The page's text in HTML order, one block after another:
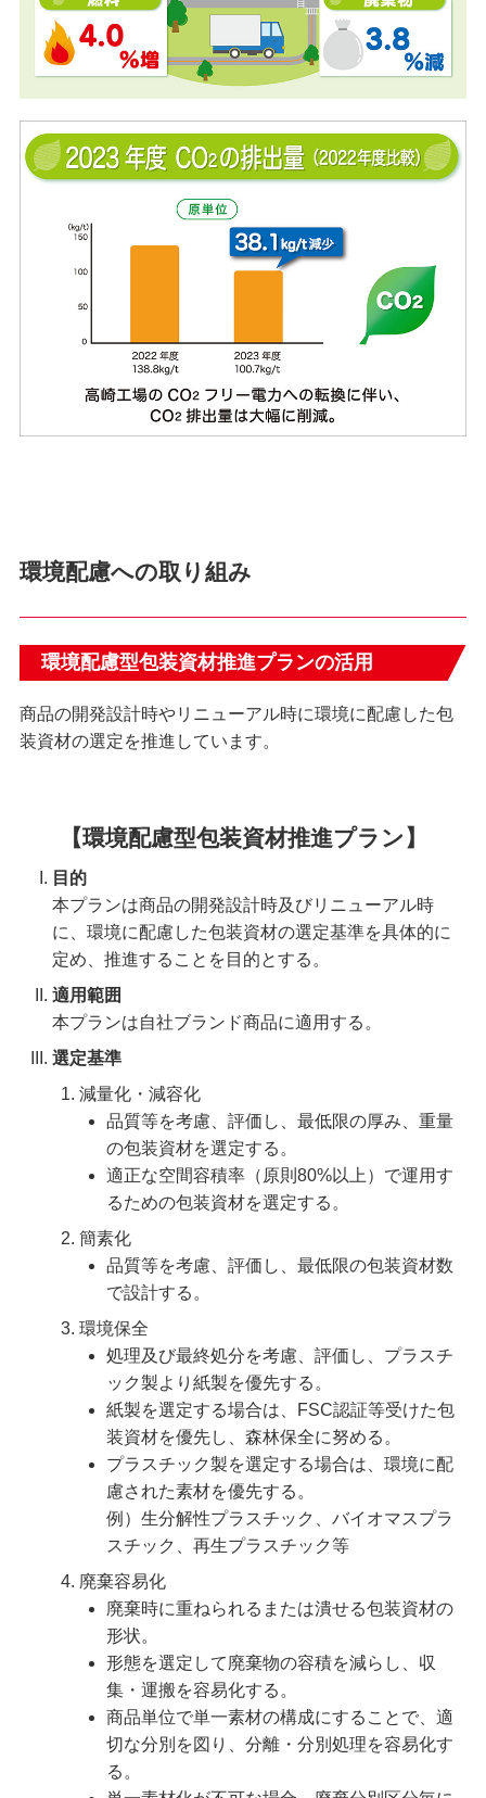
環境配慮への取り組み
環境配慮型包装資材推進プランの活用
商品の開発設計時やリニューアル時に環境に配慮した包
装資材の選定を推進しています。
【環境配慮型包装資材推進プラン】
目的
本プランは商品の開発設計時及びリニューアル時
に、環境に配慮した包装資材の選定基準を具体的に
定め、推進することを目的とする。
適用範囲
本プランは自社ブランド商品に適用する。
選定基準
減量化・減容化
品質等を考慮、評価し、最低限の厚み、重量
の包装資材を選定する。
適正な空間容積率（原則80%以上）で運用す
るための包装資材を選定する。
簡素化
品質等を考慮、評価し、最低限の包装資材数
で設計する。
環境保全
処理及び最終処分を考慮、評価し、プラスチ
ック製より紙製を優先する。
紙製を選定する場合は、FSC認証等受けた包
装資材を優先し、森林保全に努める。
プラスチック製を選定する場合は、環境に配
慮された素材を優先する。
例）生分解性プラスチック、バイオマスプラ
スチック、再生プラスチック等
廃棄容易化
廃棄時に重ねられるまたは潰せる包装資材の
形状。
形態を選定して廃棄物の容積を減らし、収
集・運搬を容易化する。
商品単位で単一素材の構成にすることで、適
切な分別を図り、分離・分別処理を容易化す
る。